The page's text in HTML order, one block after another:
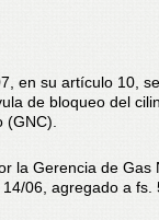
en su artículo 10,
de bloqueo del
la Gerencia de Gas
06, agregado a fs.